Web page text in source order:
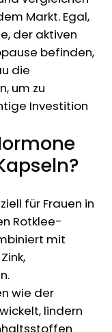
Markt. Egal,
der aktiven
befinden,
die
um zu
Investition
für Frauen in
Rotklee-
mit
wie der
lindern